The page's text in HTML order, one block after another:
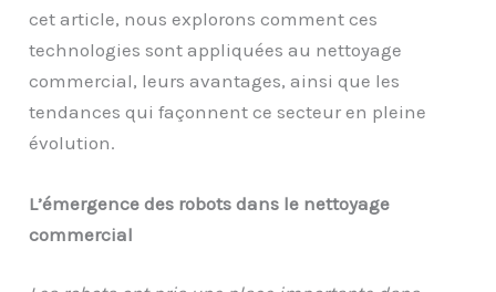
cet article, nous explorons comment ces
technologies sont appliquées au nettoyage
commercial, leurs avantages, ainsi que les
tendances qui façonnent ce secteur en pleine
évolution.
L’émergence des robots dans le nettoyage
commercial